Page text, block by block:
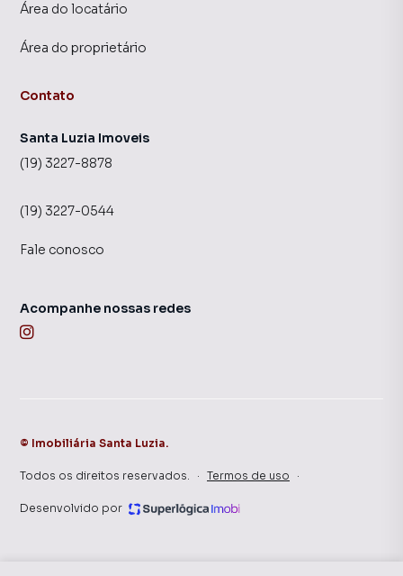
Área do locatário
Área do proprietário
Contato
Santa Luzia Imoveis
(19) 3227-8878
(19) 3227-0544
Fale conosco
Acompanhe nossas redes
© Imobiliária Santa Luzia.
Todos os direitos reservados. · Termos de uso ·
Desenvolvido por